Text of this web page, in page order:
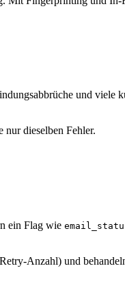
und viele
dieselben Fehler.
ein Flag wie
Anzahl) und